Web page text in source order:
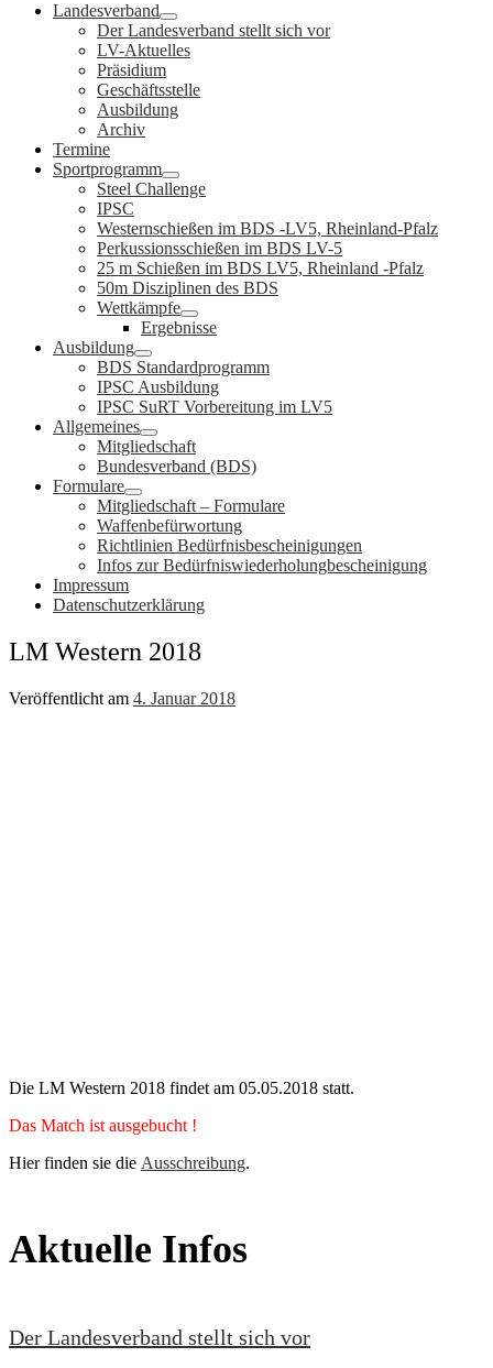
Landesverband
Der Landesverband stellt sich vor
LV-Aktuelles
Präsidium
Geschäftsstelle
Ausbildung
Archiv
Termine
Sportprogramm
Steel Challenge
IPSC
Westernschießen im BDS -LV5, Rheinland-Pfalz
Perkussionsschießen im BDS LV-5
25 m Schießen im BDS LV5, Rheinland -Pfalz
50m Disziplinen des BDS
Wettkämpfe
Ergebnisse
Ausbildung
BDS Standardprogramm
IPSC Ausbildung
IPSC SuRT Vorbereitung im LV5
Allgemeines
Mitgliedschaft
Bundesverband (BDS)
Formulare
Mitgliedschaft – Formulare
Waffenbefürwortung
Richtlinien Bedürfnisbescheinigungen
Infos zur Bedürfniswiederholungbescheinigung
Impressum
Datenschutzerklärung
LM Western 2018
Veröffentlicht am 4. Januar 2018
Die LM Western 2018 findet am 05.05.2018 statt.
Das Match ist ausgebucht !
Hier finden sie die Ausschreibung.
Aktuelle Infos
Der Landesverband stellt sich vor